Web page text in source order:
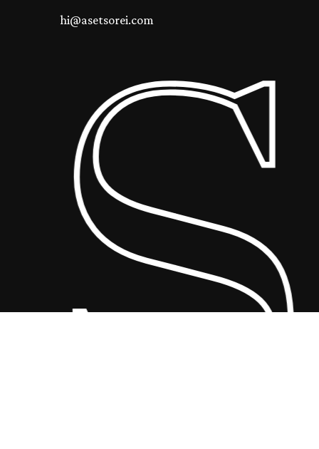
Tổng số phụ:
hi@asetsorei.com